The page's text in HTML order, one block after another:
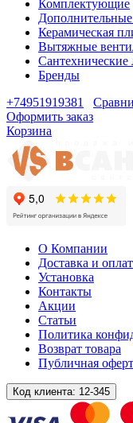
Комплектующие
Керамическая
Вытяжные
Бренды
+74951919381
Оформить заказ
Корзина
О Компании
Доставка и
Установка
Контакты
Акции
Статьи
Политика
Возврат товара
Публичная
Код клиента: 12-345